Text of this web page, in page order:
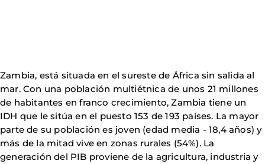
Zambia, está situada en el sureste de África sin salida al
mar. Con una población multiétnica de unos 21 millones
de habitantes en franco crecimiento, Zambia tiene un
IDH que le sitúa en el puesto 153 de 193 países. La mayor
parte de su población es joven (edad media - 18,4 años) y
más de la mitad vive en zonas rurales (54%). La
generación del PIB proviene de la agricultura, industria y